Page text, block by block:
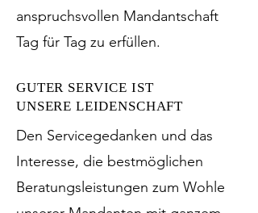
anspruchsvollen Mandantschaft
Tag für Tag zu erfüllen.
GUTER SERVICE IST
UNSERE LEIDENSCHAFT
Den Servicegedanken und das
Interesse, die bestmöglichen
Beratungsleistungen zum Wohle